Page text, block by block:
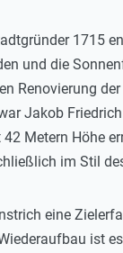
1715
und die
Renovierung
Jakob
Metern Höhe
im Stil
eine
ist